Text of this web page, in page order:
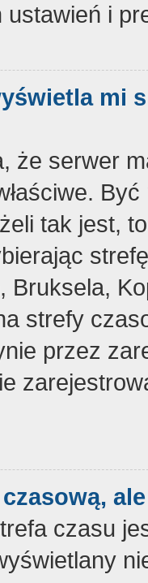
i
mi
że serwer
tak jest,
Bruksela,
strefy
przez
czasu